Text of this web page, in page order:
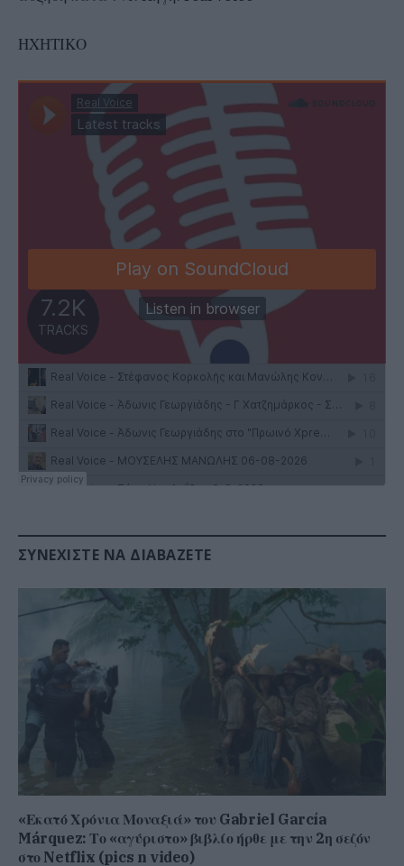
ΗΧΗΤΙΚΟ
ΣΥΝΕΧΊΣΤΕ ΝΑ ΔΙΑΒΆΖΕΤΕ
«Εκατό Χρόνια Μοναξιά» του Gabriel García
Márquez: Το «αγύριστο» βιβλίο ήρθε με την 2η σεζόν
στο Netflix (pics n video)